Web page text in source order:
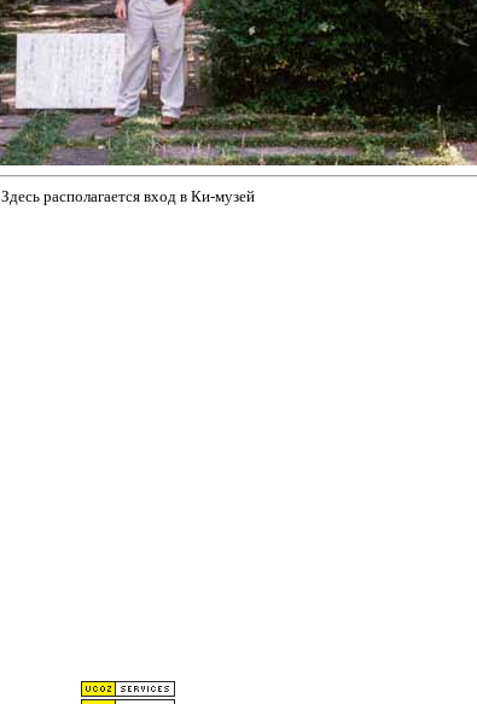
Здесь располагается вход в Ки-музей